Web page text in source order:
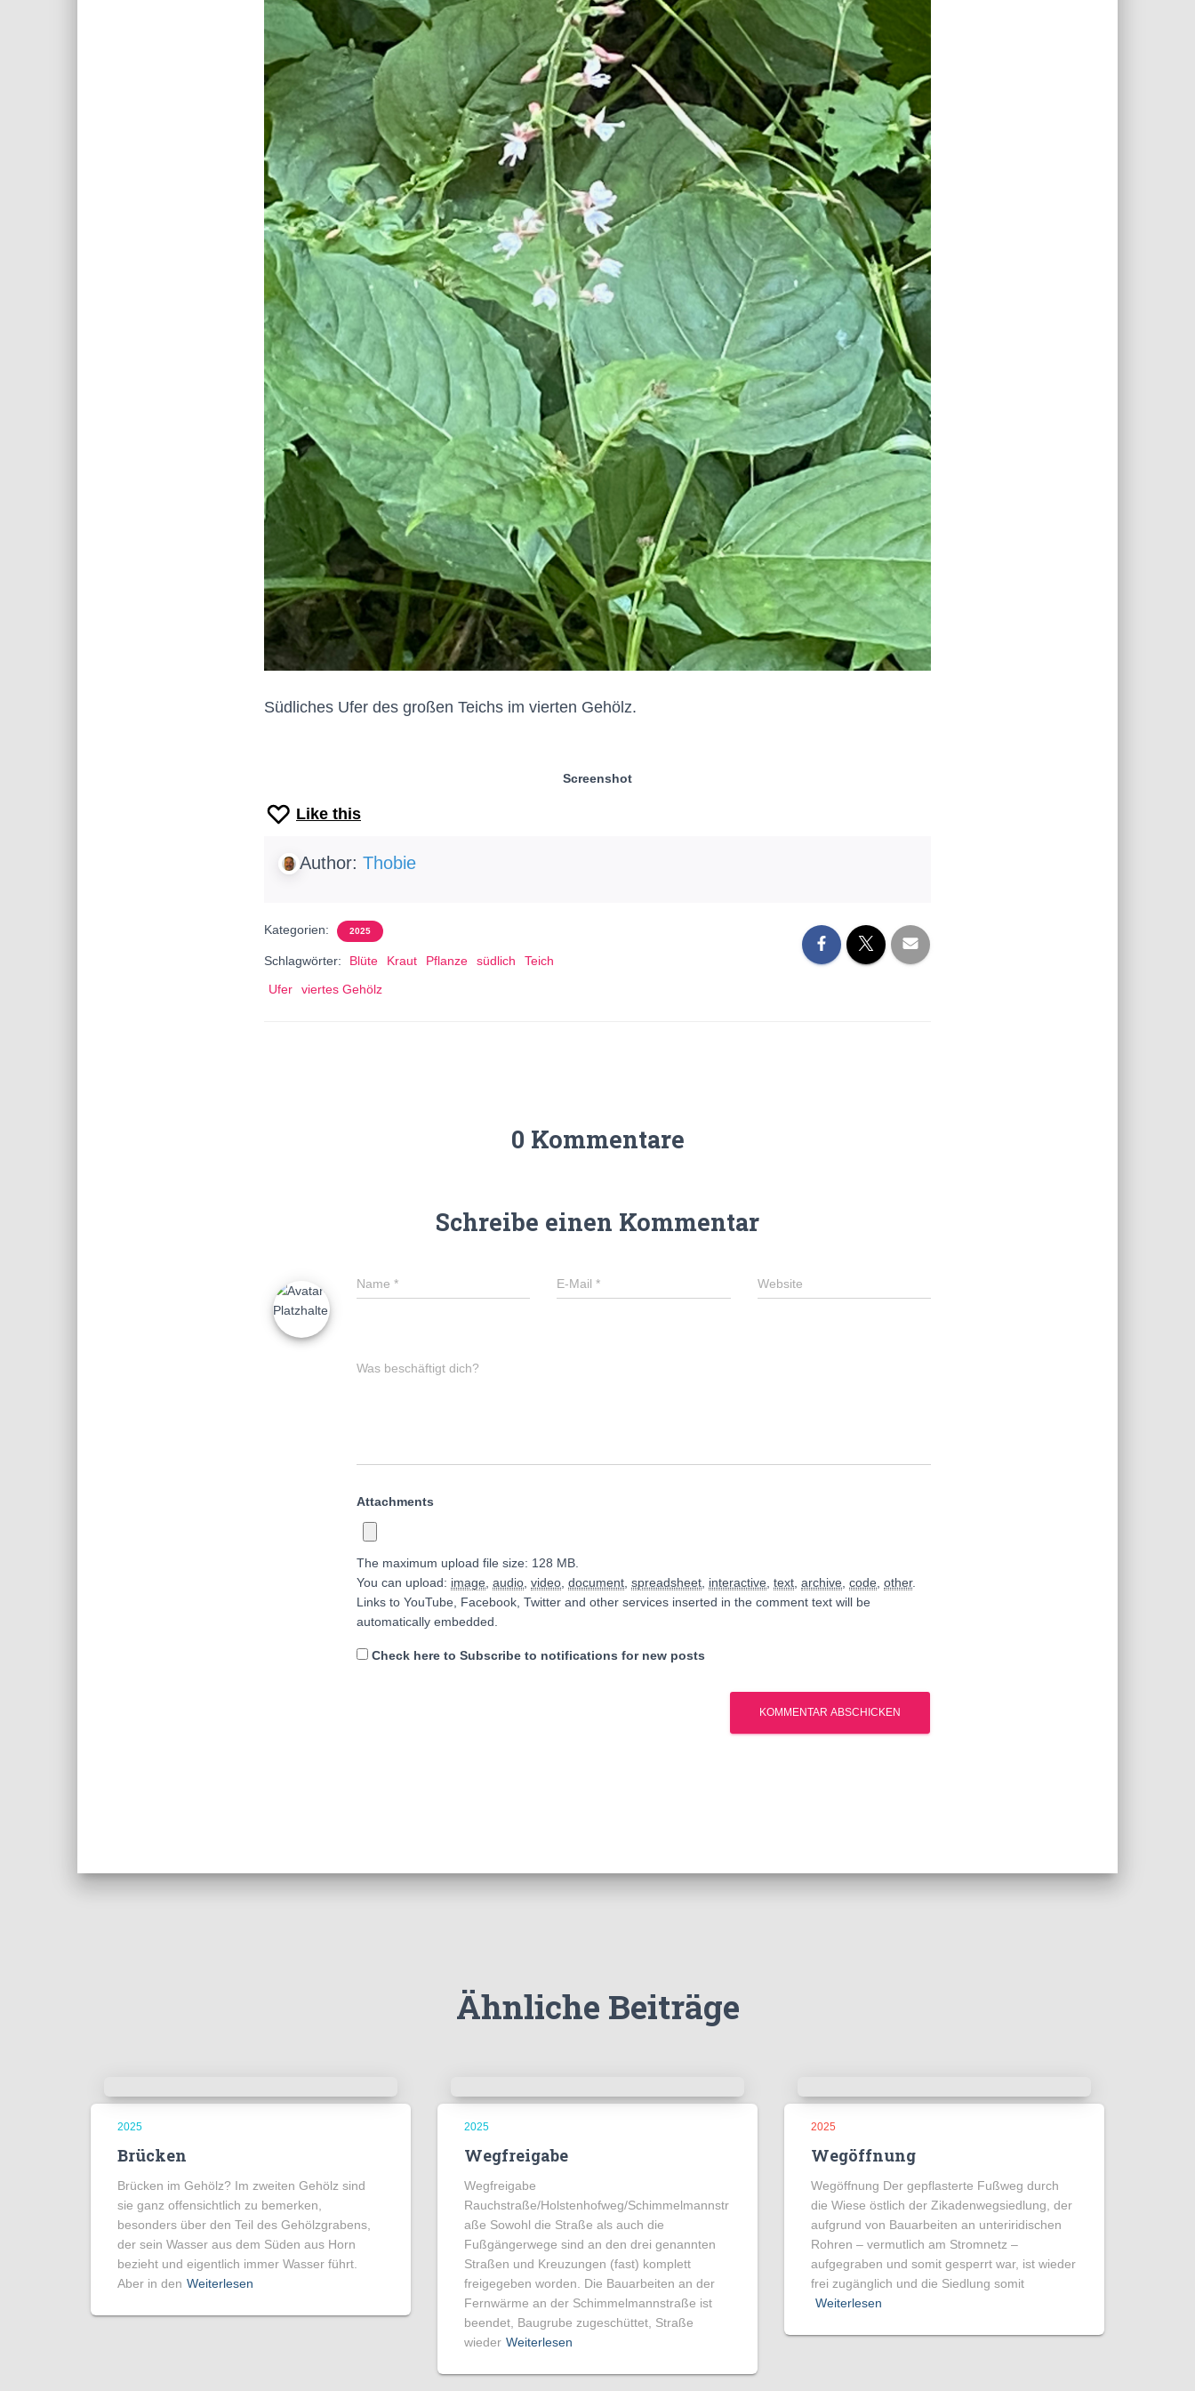
Südliches Ufer des großen Teichs im vierten Gehölz.
Screenshot
Like this
Author: Thobie
Kategorien: 2025
Schlagwörter: Blüte Kraut Pflanze südlich
Teich
Ufer
viertes Gehölz
0 Kommentare
Schreibe einen Kommentar
Name * E-Mail* Website
Was beschäftigt dich?
Attachments
The maximum upload file size: 128 MB.
You can upload: image audio video document spreadsheet interactive text archive code other.
Links to YouTube, Facebook, Twitter and other services inserted in the comment text will be
automatically embedded.
Check here to Subscribe to notifications for new posts
Ähnliche Beiträge
2025
Brücken
Brücken im Gehölz? Im zweiten Gehölz sind
sie ganz offensichtlich zu bemerken,
besonders über den Teil des Gehölzgrabens,
der sein Wasser aus dem Süden aus Horn
bezieht und eigentlich immer Wasser führt.
Aber in den Weiterlesen
2025
Wegfreigabe
Wegfreigabe
Rauchstraße/Holstenhofweg/Schimmelmannstr
aße Sowohl die Straße als auch die
Fußgängerwege sind an den drei genannten
Straßen und Kreuzungen (fast) komplett
freigegeben worden. Die Bauarbeiten an der
Fernwärme an der Schimmelmannstraße ist
beendet, Baugrube zugeschüttet, Straße
wieder Weiterlesen
2025
Wegöffnung
Wegöffnung Der gepflasterte Fußweg durch
die Wiese östlich der Zikadenwegsiedlung, der
aufgrund von Bauarbeiten an unteriridischen
Rohren – vermutlich am Stromnetz –
aufgegraben und somit gesperrt war, ist wieder
frei zugänglich und die Siedlung somit
Weiterlesen